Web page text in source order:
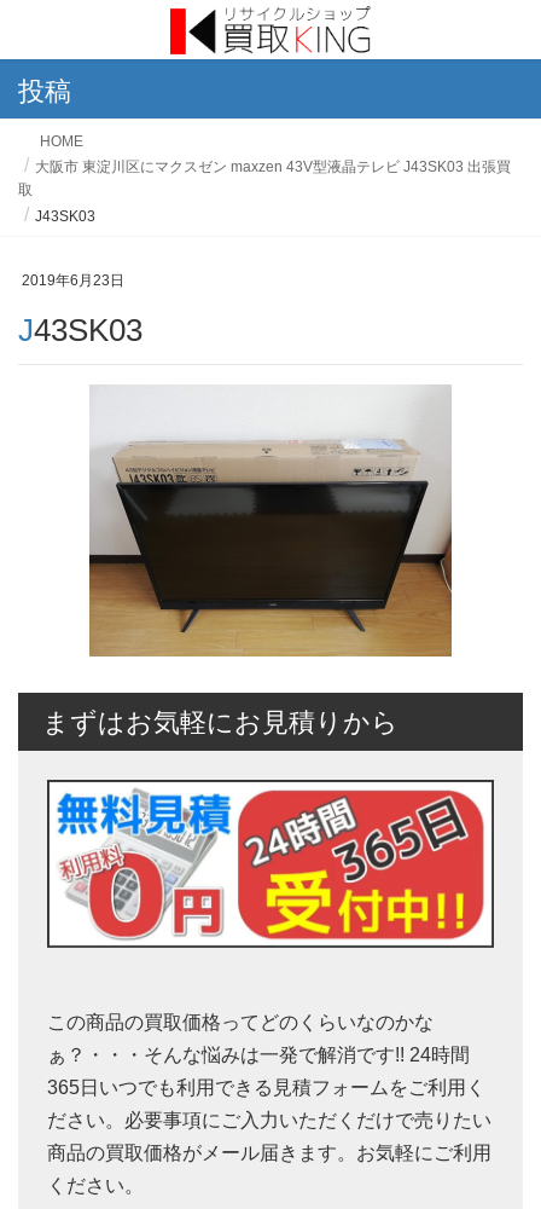
投稿
HOME
大阪市 東淀川区にマクスゼン maxzen 43V型液晶テレビ J43SK03 出張買
取
J43SK03
2019年6月23日
J43SK03
まずはお気軽にお見積りから
この商品の買取価格ってどのくらいなのかな
ぁ？・・・そんな悩みは一発で解消です!! 24時間
365日いつでも利用できる見積フォームをご利用く
ださい。必要事項にご入力いただくだけで売りたい
商品の買取価格がメール届きます。お気軽にご利用
ください。